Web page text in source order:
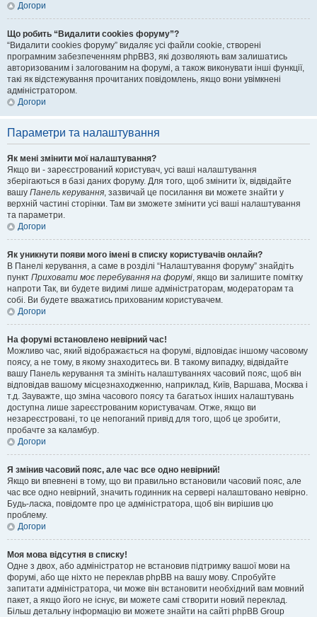
Догори
Що робить “Видалити cookies форуму”?
“Видалити cookies форуму” видаляє усі файли cookie, створені
програмним забезпеченням phpBB3, які дозволяють вам залишатись
авторизованим і залогованим на форумі, а також виконувати інші функції,
такі як відстежування прочитаних повідомлень, якщо вони увімкнені
адміністратором.
Догори
Параметри та налаштування
Як мені змінити мої налаштування?
Якщо ви - зареєстрований користувач, усі ваші налаштування
зберігаються в базі даних форуму. Для того, щоб змінити їх, відвідайте
вашу Панель керування, зазвичай це посилання ви можете знайти у
верхній частині сторінки. Там ви зможете змінити усі ваші налаштування
та параметри.
Догори
Як уникнути появи мого імені в списку користувачів онлайн?
В Панелі керування, а саме в розділі “Налаштування форуму” знайдіть
пункт Приховати моє перебування на форумі, якщо ви залишите помітку
напроти Так, ви будете видимі лише адміністраторам, модераторам та
собі. Ви будете вважатись прихованим користувачем.
Догори
На форумі встановлено невірний час!
Можливо час, який відображається на форумі, відповідає іншому часовому
поясу, а не тому, в якому знаходитесь ви. В такому випадку, відвідайте
вашу Панель керування та змініть налаштуваннях часовий пояс, щоб він
відповідав вашому місцезнаходженню, наприклад, Київ, Варшава, Москва і
т.д. Зауважте, що зміна часового поясу та багатьох інших налаштувань
доступна лише зареєстрованим користувачам. Отже, якщо ви
незареєстровані, то це непоганий привід для того, щоб це зробити,
пробачте за каламбур.
Догори
Я змінив часовий пояс, але час все одно невірний!
Якщо ви впевнені в тому, що ви правильно встановили часовий пояс, але
час все одно невірний, значить годинник на сервері налаштовано невірно.
Будь-ласка, повідомте про це адміністратора, щоб він вирішив цю
проблему.
Догори
Моя мова відсутня в списку!
Одне з двох, або адміністратор не встановив підтримку вашої мови на
форумі, або ще ніхто не переклав phpBB на вашу мову. Спробуйте
запитати адміністратора, чи може він встановити необхідний вам мовний
пакет, а якщо його не існує, ви можете самі створити новий переклад.
Більш детальну інформацію ви можете знайти на сайті phpBB Group